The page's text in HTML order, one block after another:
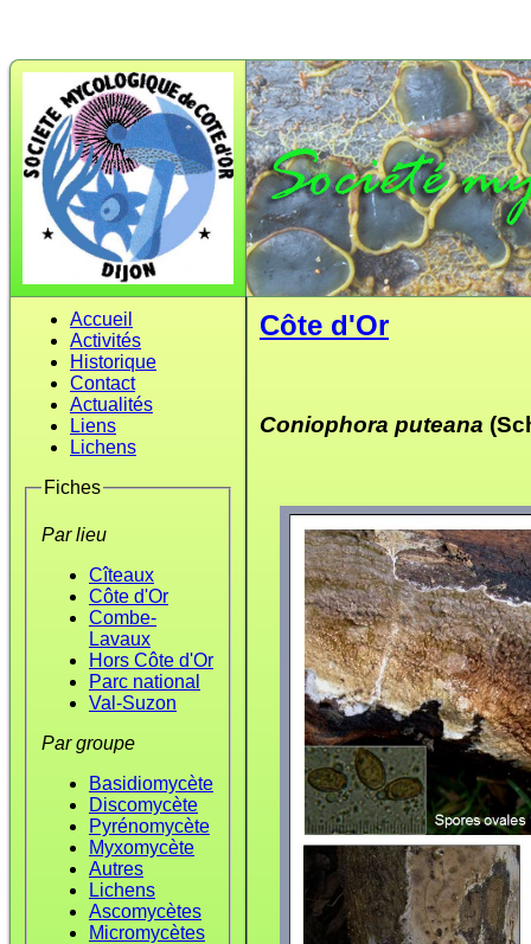
Accueil
Activités
Historique
Contact
Actualités
Liens
Lichens
Fiches
Par lieu
Cîteaux
Côte d'Or
Combe-
Lavaux
Hors Côte d'Or
Parc national
Val-Suzon
Par groupe
Basidiomycète
Discomycète
Pyrénomycète
Myxomycète
Autres
Lichens
Ascomycètes
Micromycètes
Côte d'Or
Coniophora puteana